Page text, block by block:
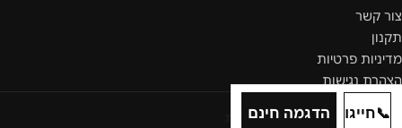
צור קשר
תקנון
מדיניות פרטיות
הצהרת נגישות
2026 לידקליינט . כל הזכויות שמורות.
📞חייגו הדגמה חינם